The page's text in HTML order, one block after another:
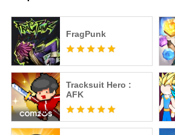
FragPunk
Tracksuit Hero :
AFK